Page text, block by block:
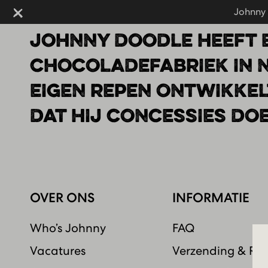
Sluiten
JOHNNY DOODLE HEEFT
CHOCOLADEFABRIEK IN
EIGEN REPEN
DAT HIJ CONCESSIES
OVER ONS
Who’s Johnny
Vacatures
INFORMATIE
FAQ
Verzending &